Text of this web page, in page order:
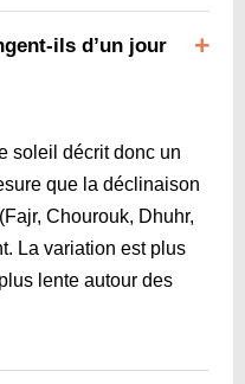
ils d’un jour
soleil décrit donc un
que la déclinaison
Chourouk, Dhuhr,
La variation est plus
lente autour des